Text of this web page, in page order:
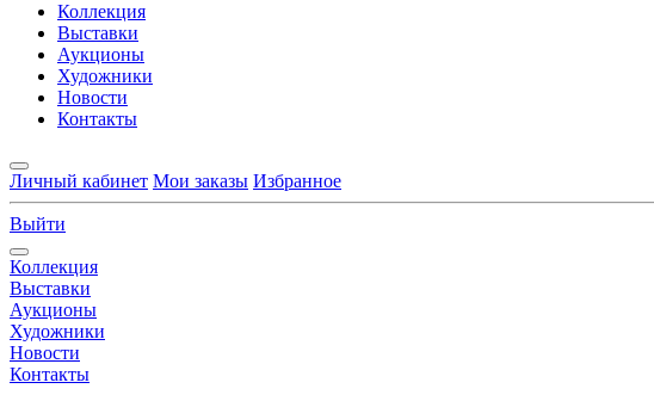
Коллекция
Выставки
Аукционы
Художники
Новости
Контакты
Личный кабинет Мои заказы Избранное
Выйти
Коллекция
Выставки
Аукционы
Художники
Новости
Контакты